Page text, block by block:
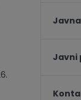
Javni